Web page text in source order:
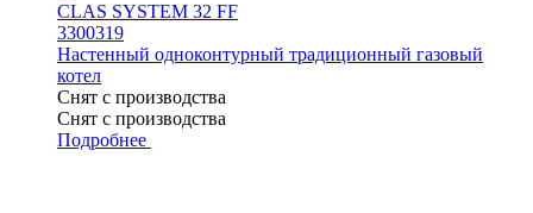
CLAS SYSTEM 32 FF
3300319
Настенный одноконтурный традиционный газовый
котел
Снят с производства
Снят с производства
Подробнее